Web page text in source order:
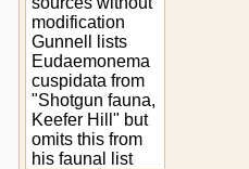
modification
Gunnell lists
Eudaemonema
cuspidata from
"Shotgun fauna,
Keefer Hill" but
omits this from
his faunal list